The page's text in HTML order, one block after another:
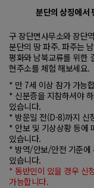
분단의 상징에서
구 장단면사무소와 장단
분단의 땅 파주. 파주는
평화와 남북교류를 위한
현주소를 체험 해보세요.
* 만 7세 이상 참가 가능
* 신분증을 지참하셔야
있습니다.
* 방문일 전(D-8)까지 신
* 안보 및 기상상황 등에
있습니다.
* 방역/안보/안전 기준에
있습니다.
* 동반인이 있을 경우 신
가능합니다.